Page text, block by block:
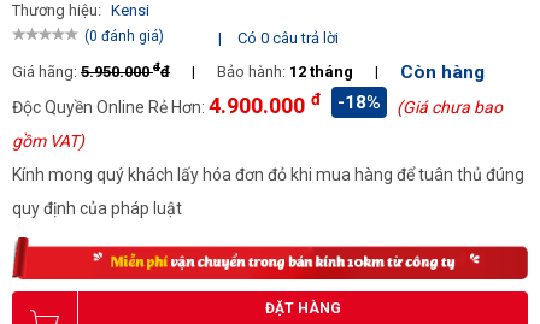
Thương hiệu: Kensi
(0 đánh giá) |
Có 0 câu trả lời
Giá hãng: 5.950.000đđ | Bảo hành: 12 tháng | Còn hàng
Độc Quyền Online Rẻ Hơn: 4.900.000 đ -18%
(Giá chưa bao
gồm VAT)
Kính mong quý khách lấy hóa đơn đỏ khi mua hàng để tuân thủ đúng
quy định của pháp luật
ĐẶT HÀNG